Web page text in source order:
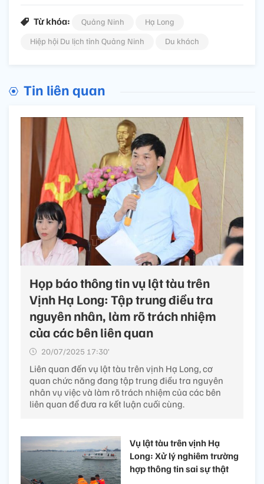
Từ khóa: Quảng Ninh
Hạ Long
Hiệp hội Du lịch tỉnh Quảng Ninh
Du khách
Tin liên quan
Họp báo thông tin vụ lật tàu trên
Vịnh Hạ Long: Tập trung điều tra
nguyên nhân, làm rõ trách nhiệm
của các bên liên quan
20/07/2025 17:30’
Liên quan đến vụ lật tàu trên vịnh Hạ Long, cơ
quan chức năng đang tập trung điều tra nguyên
nhân vụ việc và làm rõ trách nhiệm của các bên
liên quan để đưa ra kết luận cuối cùng.
Vụ lật tàu trên vịnh Hạ
Long: Xử lý nghiêm trường
hợp thông tin sai sự thật